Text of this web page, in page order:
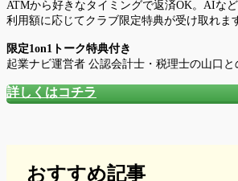
ATMから好きなタイミングで返済OK。AIな
利用額に応じてクラブ限定特典が受け取れま
限定1on1トーク特典付き
起業ナビ運営者 公認会計士・税理士の山口と
詳しくはコチラ
おすすめ記事